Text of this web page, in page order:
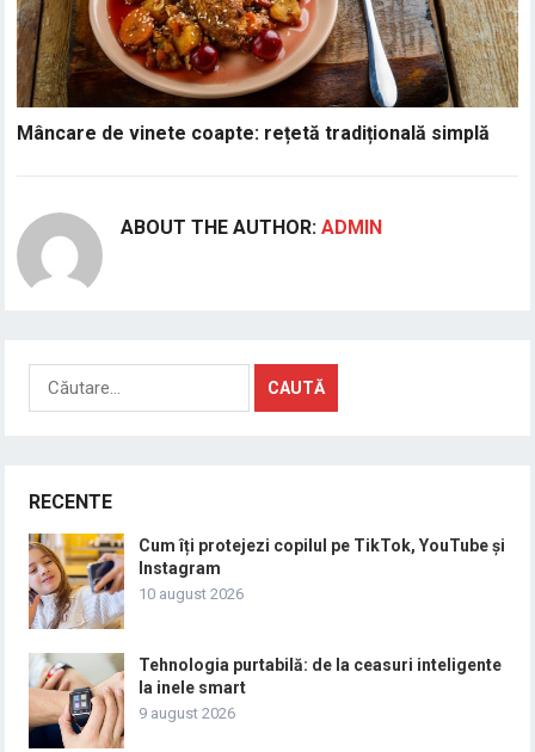
Mâncare de vinete coapte: rețetă tradițională simplă
ABOUT THE AUTHOR:ADMIN
Caută
RECENTE
Cum îți protejezi copilul pe TikTok, YouTube și
Instagram
10 august 2026
Tehnologia purtabilă: de la ceasuri inteligente
la inele smart
9 august 2026